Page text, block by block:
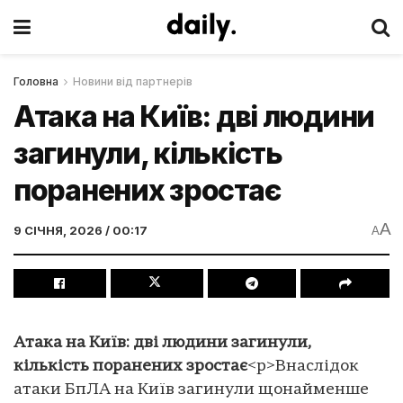
Головна Новини від партнерів
Атака на Київ: дві людини
загинули, кількість
поранених зростає
9 СІЧНЯ, 2026 / 00:17 AA
Атака на Київ: дві людини загинули,
кількість поранених зростає<p>Внаслідок
атаки БпЛА на Київ загинули щонайменше